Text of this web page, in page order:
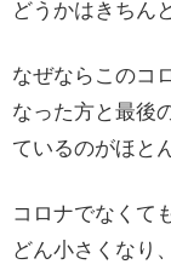
どうかはきちん
なぜならこのコ
なった方と最後
ているのがほと
コロナでなくて
どん小さくなり